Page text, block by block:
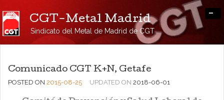
CGT-Metal Madrid
Sindicato del Metal de Madrid de CGT
-
Comunicado CGT K+N, Getafe
POSTED ON 2015-08-25 UPDATED ON 2018-06-01